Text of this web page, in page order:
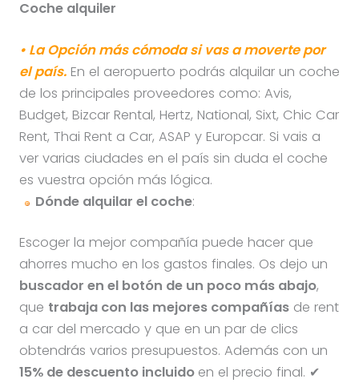
Coche alquiler
• La Opción más cómoda si vas a moverte por
el país.En el aeropuerto podrás alquilar un coche
de los principales proveedores como: Avis,
Budget, Bizcar Rental, Hertz, National, Sixt, Chic Car
Rent, Thai Rent a Car, ASAP y Europcar. Si vais a
ver varias ciudades en el país sin duda el coche
es vuestra opción más lógica.
Dónde alquilar el coche:
Escoger la mejor compañía puede hacer que
ahorres mucho en los gastos finales. Os dejo un
buscador en el botón de un poco más abajo,
que trabaja con las mejores compañíasde rent
a car del mercado y que en un par de clics
obtendrás varios presupuestos. Además con un
15% de descuento incluido en el precio final. ✔